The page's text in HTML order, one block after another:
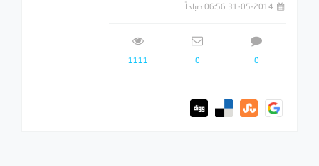
31-05-2014 06:56 صباحاً
0
0
1111